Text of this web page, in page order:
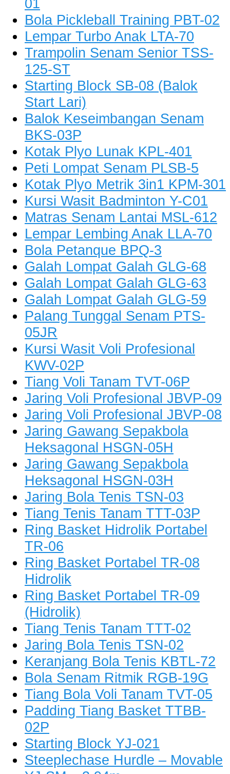
01
Bola Pickleball Training PBT-02
Lempar Turbo Anak LTA-70
Trampolin Senam Senior TSS-
125-ST
Starting Block SB-08 (Balok
Start Lari)
Balok Keseimbangan Senam
BKS-03P
Kotak Plyo Lunak KPL-401
Peti Lompat Senam PLSB-5
Kotak Plyo Metrik 3in1 KPM-301
Kursi Wasit Badminton Y-C01
Matras Senam Lantai MSL-612
Lempar Lembing Anak LLA-70
Bola Petanque BPQ-3
Galah Lompat Galah GLG-68
Galah Lompat Galah GLG-63
Galah Lompat Galah GLG-59
Palang Tunggal Senam PTS-
05JR
Kursi Wasit Voli Profesional
KWV-02P
Tiang Voli Tanam TVT-06P
Jaring Voli Profesional JBVP-09
Jaring Voli Profesional JBVP-08
Jaring Gawang Sepakbola
Heksagonal HSGN-05H
Jaring Gawang Sepakbola
Heksagonal HSGN-03H
Jaring Bola Tenis TSN-03
Tiang Tenis Tanam TTT-03P
Ring Basket Hidrolik Portabel
TR-06
Ring Basket Portabel TR-08
Hidrolik
Ring Basket Portabel TR-09
(Hidrolik)
Tiang Tenis Tanam TTT-02
Jaring Bola Tenis TSN-02
Keranjang Bola Tenis KBTL-72
Bola Senam Ritmik RGB-19G
Tiang Bola Voli Tanam TVT-05
Padding Tiang Basket TTBB-
02P
Starting Block YJ-021
Steeplechase Hurdle – Movable